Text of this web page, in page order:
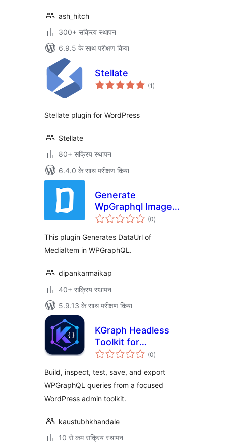
ash_hitch
300+ सक्रिय स्थापन
6.9.5 के साथ परीक्षण किया
Stellate
(1 कुल
दर)
Stellate plugin for WordPress
Stellate
80+ सक्रिय स्थापन
6.4.0 के साथ परीक्षण किया
Generate
WpGraphql Image
DataUrl
(0कुल
दर)
This plugin Generates DataUrl of
MediaItem in WPGraphQL.
dipankarmaikap
40+ सक्रिय स्थापन
5.9.13 के साथ परीक्षण किया
KGraph Headless
Toolkit for
WPGraphQL (0कुल
दर)
Build, inspect, test, save, and export
WPGraphQL queries from a focused
WordPress admin toolkit.
kaustubhkhandale
10 से कम सक्रिय स्थापन